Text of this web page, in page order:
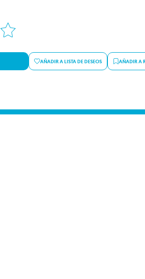
AÑADIR A LISTA DE DESEOS AÑADIR A